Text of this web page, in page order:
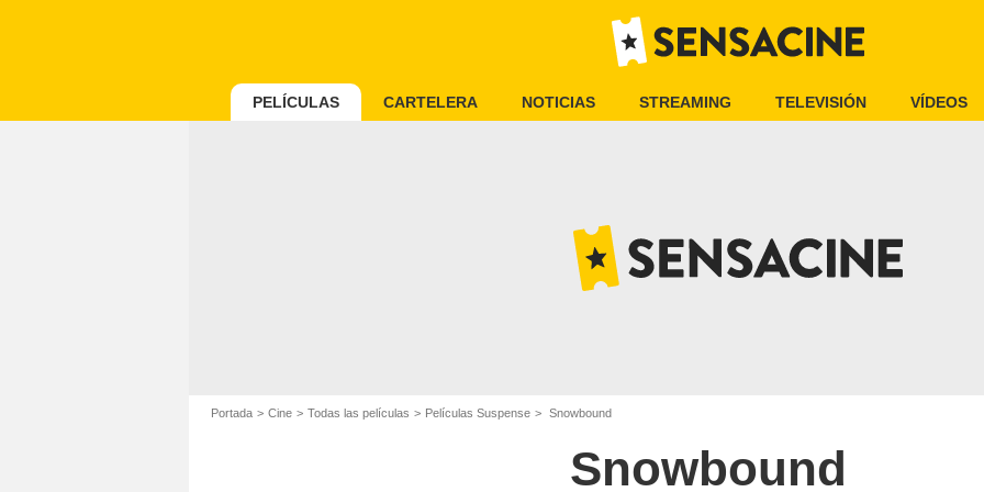
PELÍCULAS CARTELERA NOTICIAS STREAMING TELEVISIÓN VÍDEOS
Portada Cine Todas las películas Películas Suspense Snowbound
Snowbound